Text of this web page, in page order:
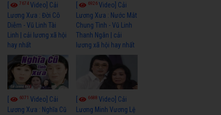
7674Video] Cải
Lương Xưa : Đời Cô
Diễm - Vũ Linh Tài
Linh | cải lương xã hội
hay nhất
6926Video] Cải
Lương Xưa : Nước Mắt
Chung Tình - Vũ Linh
Thanh Ngân | cải
lương xã hội hay nhất
6071 Video] Cải
Lương Xưa : Nghĩa Cũ
6688Video] Cải
Lương Minh Vương Lệ